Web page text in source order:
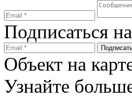
Подписаться
Объект на
Узнайте